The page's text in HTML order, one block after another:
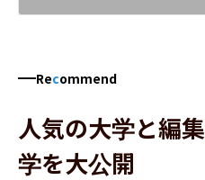
Recommend
人気の大学と編
学を大公開